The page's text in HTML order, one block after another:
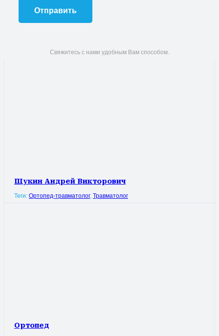
Свяжитесь с нами удобным Вам способом.
Щукин Андрей Викторович
Теги: Ортопед-травматолог, Травматолог
Ортопед